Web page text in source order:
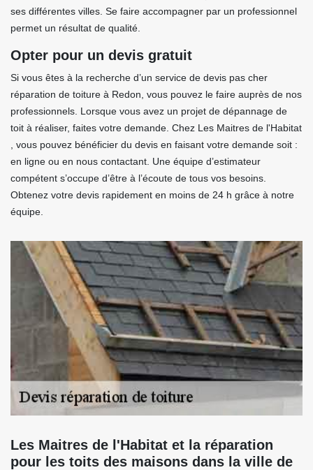
ses différentes villes. Se faire accompagner par un professionnel
permet un résultat de qualité.
Opter pour un devis gratuit
Si vous êtes à la recherche d’un service de devis pas cher
réparation de toiture à Redon, vous pouvez le faire auprès de nos
professionnels. Lorsque vous avez un projet de dépannage de
toit à réaliser, faites votre demande. Chez Les Maitres de l'Habitat
, vous pouvez bénéficier du devis en faisant votre demande soit :
en ligne ou en nous contactant. Une équipe d’estimateur
compétent s’occupe d’être à l’écoute de tous vos besoins.
Obtenez votre devis rapidement en moins de 24 h grâce à notre
équipe.
Les Maitres de l'Habitat et la réparation
pour les toits des maisons dans la ville de